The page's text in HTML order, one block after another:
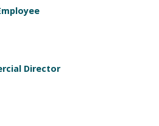
Director